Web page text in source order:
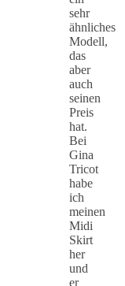
sehr
ähnliches
Modell,
das
aber
auch
seinen
Preis
hat.
Bei
Gina
Tricot
habe
ich
meinen
Midi
Skirt
her
und
er